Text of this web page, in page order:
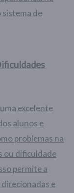
sistema de
excelente
alunos e
problemas na
ou dificuldade
permite a
e